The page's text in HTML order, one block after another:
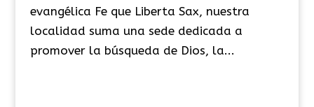
evangélica Fe que Liberta Sax, nuestra
localidad suma una sede dedicada a
promover la búsqueda de Dios, la...